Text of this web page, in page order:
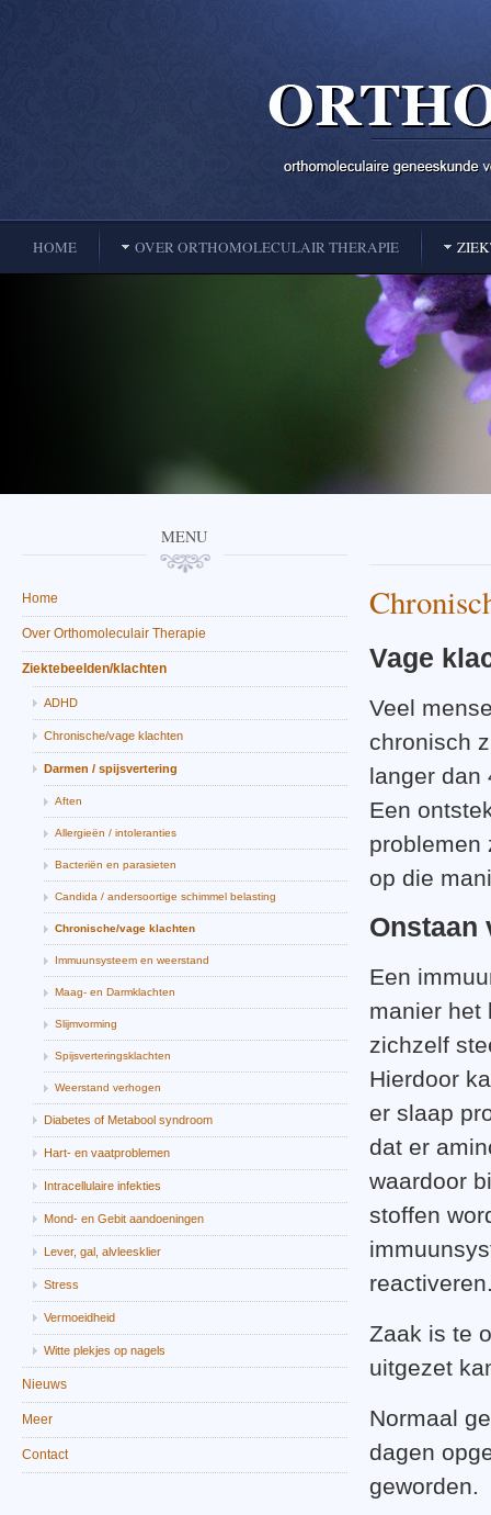
HOME OVER ORTHOMOLECULAIR THERAPIE
Vage
Veel
chronisch
langer dan
Een
problemen
op die
Onstaan
Een
manier het
zichzelf
Hierdoor
er slaap
dat er
waardoor
stoffen
Zaak is te
uitgezet
Normaal
dagen
geworden.
MENU
Home
Over Orthomoleculair Therapie
Ziektebeelden/klachten
ADHD
Chronische/vage klachten
Darmen / spijsvertering
Aften
Allergieën / intoleranties
Bacteriën en parasieten
Candida / andersoortige schimmel belasting
Chronische/vage klachten
Immuunsysteem en weerstand
Maag- en Darmklachten
Slijmvorming
Spijsverteringsklachten
Weerstand verhogen
Diabetes of Metabool syndroom
Hart- en vaatproblemen
Intracellulaire infekties
Mond- en Gebit aandoeningen
Lever, gal, alvleesklier
Stress
Vermoeidheid
Witte plekjes op nagels
Nieuws
Meer
Contact